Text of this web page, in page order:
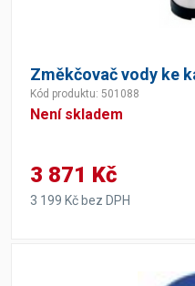
Změkčovač vody ke
Kód produktu: 501088
Není skladem
3 871 Kč
3 199 Kč bez DPH